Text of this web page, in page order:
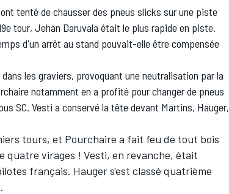
tenté de chausser des pneus slicks sur une piste
tour, Jehan Daruvala était le plus rapide en piste.
d'un arrêt au stand pouvait-elle être compensée
les graviers, provoquant une neutralisation par la
notamment en a profité pour changer de pneus
SC. Vesti a conservé la tête devant Martins, Hauger,
tours, et Pourchaire a fait feu de tout bois
quatre virages ! Vesti, en revanche, était
français. Hauger s'est classé quatrième